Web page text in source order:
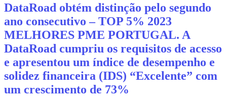
DataRoad obtém distinção pelo segundo
ano consecutivo – TOP 5% 2023
MELHORES PME PORTUGAL. A
DataRoad cumpriu os requisitos de acesso
e apresentou um índice de desempenho e
solidez financeira (IDS) “Excelente” com
um crescimento de 73%